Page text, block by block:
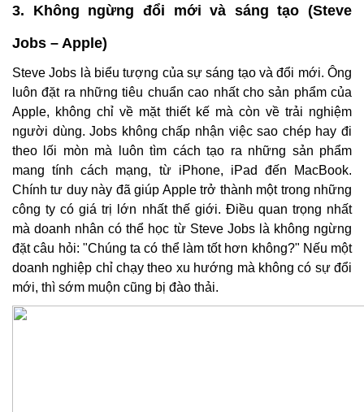
3. Không ngừng đổi mới và sáng tạo (Steve
Jobs – Apple)
Steve Jobs là biểu tượng của sự sáng tạo và đổi mới. Ông
luôn đặt ra những tiêu chuẩn cao nhất cho sản phẩm của
Apple, không chỉ về mặt thiết kế mà còn về trải nghiệm
người dùng. Jobs không chấp nhận việc sao chép hay đi
theo lối mòn mà luôn tìm cách tạo ra những sản phẩm
mang tính cách mạng, từ iPhone, iPad đến MacBook.
Chính tư duy này đã giúp Apple trở thành một trong những
công ty có giá trị lớn nhất thế giới. Điều quan trọng nhất
mà doanh nhân có thể học từ Steve Jobs là không ngừng
đặt câu hỏi: "Chúng ta có thể làm tốt hơn không?" Nếu một
doanh nghiệp chỉ chạy theo xu hướng mà không có sự đổi
mới, thì sớm muộn cũng bị đào thải.